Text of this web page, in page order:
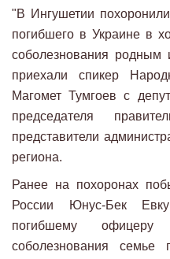
"В Ингушетии
погибшего в Украине в
соболезнования родным
приехали спикер
Магомет Тумгоев с
председателя
представители
региона.
Ранее на похоронах
России Юнус-Бек
погибшему
соболезнования семье